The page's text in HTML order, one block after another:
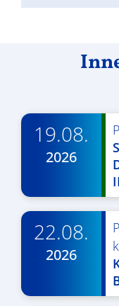
19.08.
2026
22.08.
2026